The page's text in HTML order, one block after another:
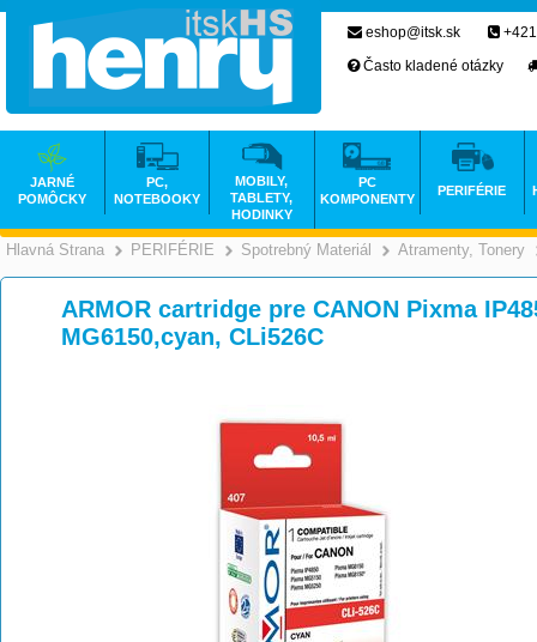
Hlavná Strana >
PERIFÉRIE >
Spotrebný Materiál >
Atramenty, Tonery
ARMOR cartridge pre CANON Pixma
MG6150,cyan, CLi526C
eshop@itsk.sk
Často kladené otázky
JARNÉ
POMÔCKY
PC,
NOTEBOOKY
MOBILY,
TABLETY,
HODINKY
PC
KOMPONENTY
PERIFÉRIE